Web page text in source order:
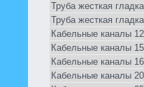
Труба жесткая
Труба жесткая
Кабельные каналы
Кабельные каналы
Кабельные каналы
Кабельные каналы